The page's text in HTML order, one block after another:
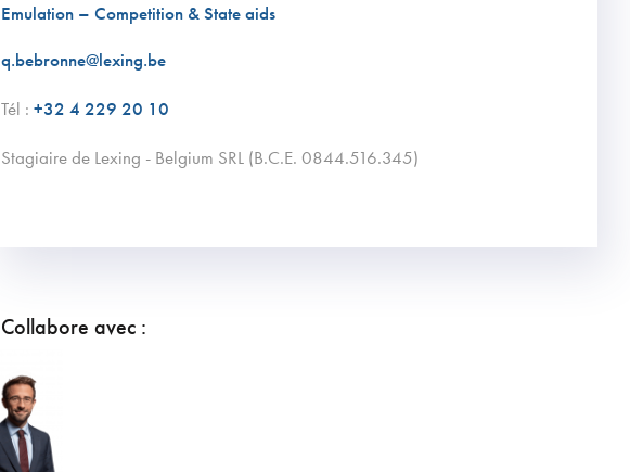
Emulation – Competition & State aids
q.bebronne@lexing.be
Tél : +32 4 229 20 10
stagiaire de Lexing - Belgium SRL (B.C.E. 0844.516.345)
Collabore avec :